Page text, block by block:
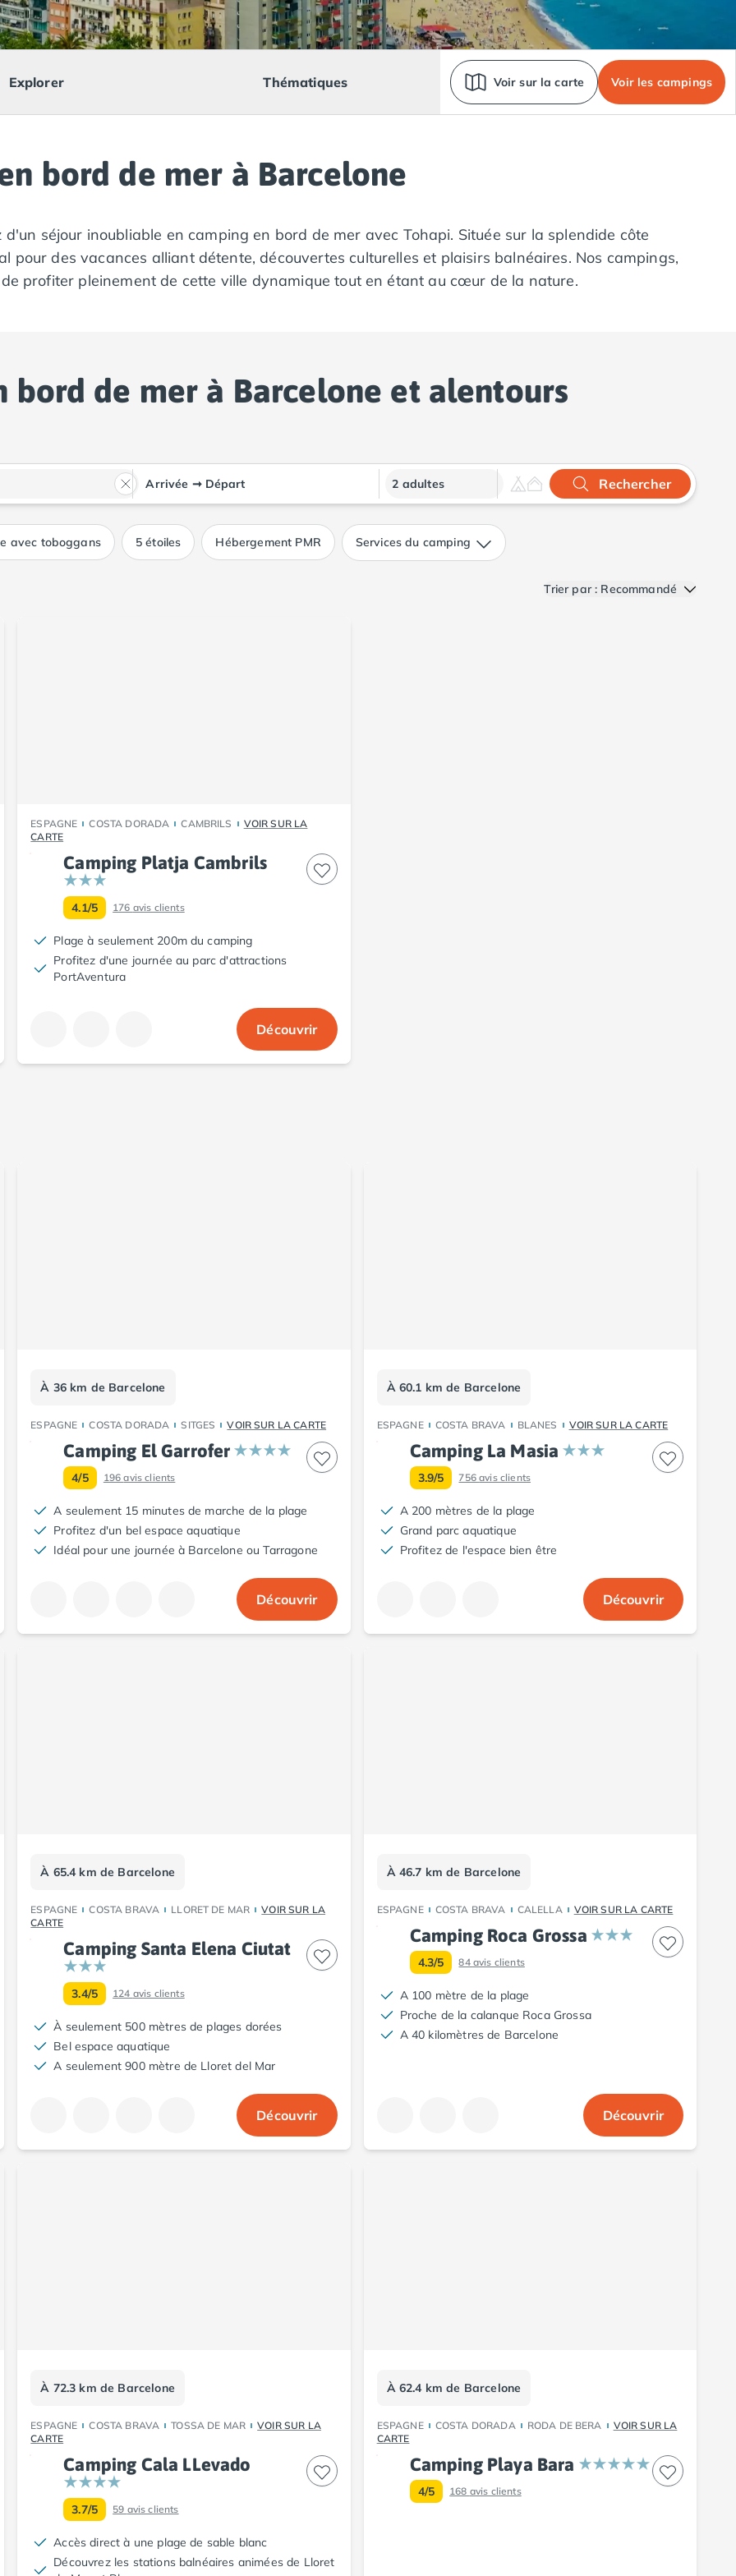
Explorer Thématiques Voir sur la carte Voir les campings
bord de mer à Barcelone
d'un séjour inoubliable en camping en bord de mer avec Tohapi. Située sur la splendide côte
pour des vacances alliant détente, découvertes culturelles et plaisirs balnéaires. Nos campings,
profiter pleinement de cette ville dynamique tout en étant au cœur de la nature.
bord de mer à Barcelone et alentours
Arrivée ➞ Départ 2 adultes Rechercher
avec toboggans 5 étoiles Hébergement PMR Services du camping
Trier par : Recommandé
ESPAGNE COSTA DORADA CAMBRILS
VOIR SUR LA
CARTE
Camping Platja Cambrils
4.1/5 176 avis clients
Plage à seulement 200m du camping
Profitez d'une journée au parc d'attractions
PortAventura
Découvrir
À 36 km de Barcelone
ESPAGNE COSTA DORADA SITGES VOIR SUR LA CARTE
Camping El Garrofer
4/5 196avis clients
A seulement 15 minutes de marche de la plage
Profitez d'un bel espace aquatique
Idéal pour une journée à Barcelone ou Tarragone
Découvrir
À 60.1 km de Barcelone
ESPAGNE COSTA BRAVA BLANES VOIR SUR LA CARTE
Camping La Masia
3.9/5 756avis clients
A 200 mètres de la plage
Grand parc aquatique
Profitez de l'espace bien être
Découvrir
À 65.4 km de Barcelone
ESPAGNE COSTA BRAVA LLORET DE MAR
VOIR SUR LA
CARTE
Camping Santa Elena Ciutat
3.4/5 124 avis clients
À seulement 500 mètres de plages dorées
Bel espace aquatique
A seulement 900 mètre de Lloret del Mar
Découvrir
À 46.7 km de Barcelone
ESPAGNE COSTA BRAVA CALELLA VOIR SUR LA CARTE
Camping Roca Grossa
4.3/5 84 avis clients
A 100 mètre de la plage
Proche de la calanque Roca Grossa
A 40 kilomètres de Barcelone
Découvrir
À 72.3 km de Barcelone
ESPAGNE COSTA BRAVA TOSSA DE MAR
VOIR SUR LA
CARTE
Camping Cala LLevado
3.7/5 59 avis clients
Accès direct à une plage de sable blanc
Découvrez les stations balnéaires animées de Lloret
À 62.4 km de Barcelone
ESPAGNE COSTA DORADA RODA DE BERA
VOIR SUR LA
CARTE
Camping Playa Bara
4/5 168 avis clients